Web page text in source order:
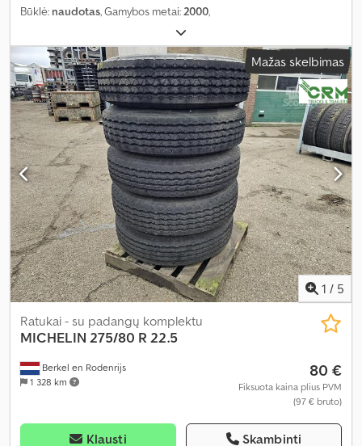
Būklė: naudotas, Gamybos metai: 2000,
Mažas skelbimas
1 / 5
Berkel en Rodenrijs
1 328 km
Ratukai - su padangų komplektu
MICHELIN 275/80 R 22.5
80 €
Fiksuota kaina plius PVM
(97 € bruto)
Klausti Skambinti